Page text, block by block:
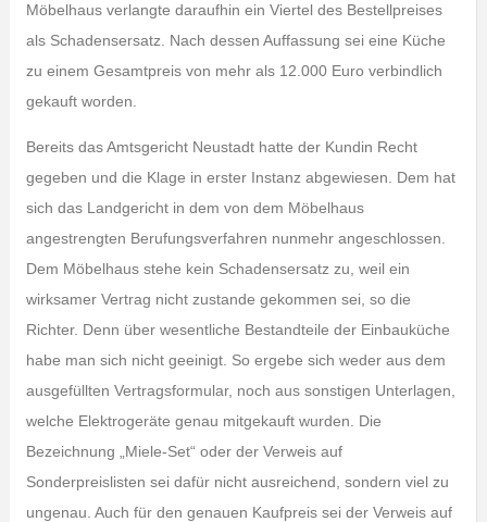
Möbelhaus verlangte daraufhin ein Viertel des Bestellpreises
als Schadensersatz. Nach dessen Auffassung sei eine Küche
zu einem Gesamtpreis von mehr als 12.000 Euro verbindlich
gekauft worden.
Bereits das Amtsgericht Neustadt hatte der Kundin Recht
gegeben und die Klage in erster Instanz abgewiesen. Dem hat
sich das Landgericht in dem von dem Möbelhaus
angestrengten Berufungsverfahren nunmehr angeschlossen.
Dem Möbelhaus stehe kein Schadensersatz zu, weil ein
wirksamer Vertrag nicht zustande gekommen sei, so die
Richter. Denn über wesentliche Bestandteile der Einbauküche
habe man sich nicht geeinigt. So ergebe sich weder aus dem
ausgefüllten Vertragsformular, noch aus sonstigen Unterlagen,
welche Elektrogeräte genau mitgekauft wurden. Die
Bezeichnung „Miele-Set“ oder der Verweis auf
Sonderpreislisten sei dafür nicht ausreichend, sondern viel zu
ungenau. Auch für den genauen Kaufpreis sei der Verweis auf